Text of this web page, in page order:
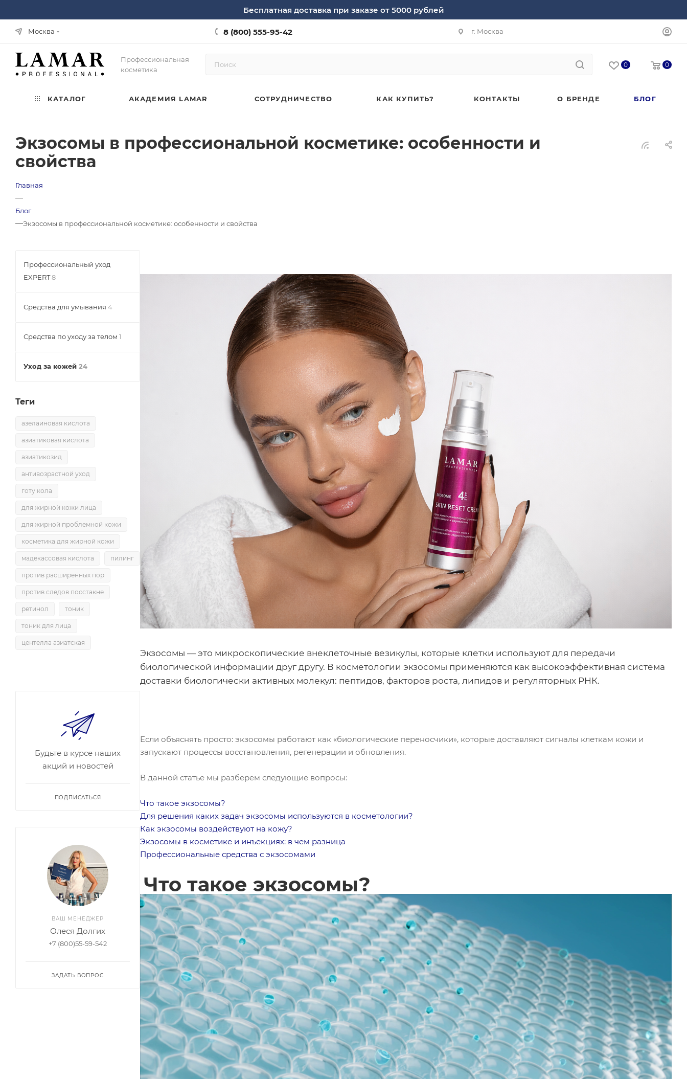
Бесплатная доставка при заказе от 5000 рублей
Москва 8 (800) 555-95-42 г. Москва
Профессиональная
косметика
0 0
КАТАЛОГ АКАДЕМИЯ LAMAR СОТРУДНИЧЕСТВО КАК КУПИТЬ? КОНТАКТЫ О БРЕНДЕ БЛОГ
Экзосомы в профессиональной косметике: особенности и
свойства
Главная
—
Блог
—Экзосомы в профессиональной косметике: особенности и свойства
Экзосомы — это микроскопические внеклеточные везикулы, которые клетки используют для передачи
биологической информации друг другу. В косметологии экзосомы применяются как высокоэффективная система
доставки биологически активных молекул: пептидов, факторов роста, липидов и регуляторных РНК.
Если объяснять просто: экзосомы работают как «биологические переносчики», которые доставляют сигналы клеткам кожи и
запускают процессы восстановления, регенерации и обновления.
В данной статье мы разберем следующие вопросы:
Что такое экзосомы?
Для решения каких задач экзосомы используются в косметологии?
Как экзосомы воздействуют на кожу?
Экзосомы в косметике и инъекциях: в чем разница
Профессиональные средства с экзосомами
Что такое экзосомы?
Профессиональный уход
EXPERT8
Средства для умывания 4
Средства по уходу за телом 1
Уход за кожей 24
Теги
азелаиновая кислота
азиатиковая кислота
азиатикозид
антивозрастной уход
готу кола
для жирной кожи лица
для жирной проблемной кожи
косметика для жирной кожи
мадекассовая кислота пилинг
против расширенных пор
против следов посстакне
ретинол тоник
тоник для лица
центелла азиатская
Будьте в курсе наших
акций и новостей
ПОДПИСАТЬСЯ
ВАШ МЕНЕДЖЕР
Олеся Долгих
+7 (800)55-59-542
ЗАДАТЬ ВОПРОС